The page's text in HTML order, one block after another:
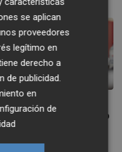
denuncia "la
del refuerzo sanitario
en los municipios
se aplican
proveedores
legítimo en
derecho a
de publicidad.
en
de